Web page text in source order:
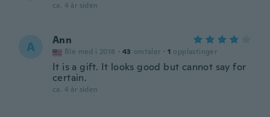
ca. 4 år siden
A Ann
Ble med i 2018 · 43 omtaler · 1 opplastinger
It is a gift. It looks good but cannot say for
certain.
ca. 4 år siden